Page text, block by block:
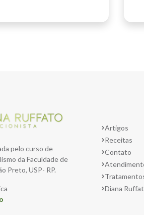
pelo curso de
da Faculdade de
Preto, USP- RP.
Artigos
Receitas
Contato
Diana